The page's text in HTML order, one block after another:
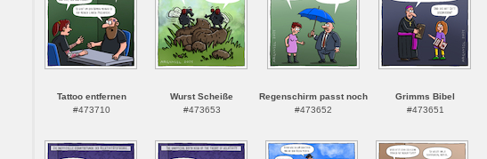
Tattoo entfernen
#473710
Wurst Scheiße
#473653
Regenschirm passt noch
#473652
Grimms Bibel
#473651